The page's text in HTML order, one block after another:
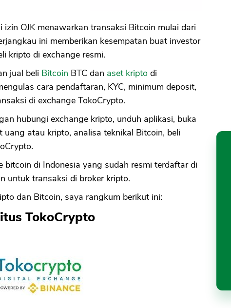
izin OJK menawarkan transaksi Bitcoin mulai dari
ini memberikan kesempatan buat investor
kripto di exchange resmi.
jual beli Bitcoin BTC dan aset kripto di
cara pendaftaran, KYC, minimum deposit,
di exchange TokoCrypto.
hubungi exchange kripto, unduh aplikasi, buka
uang atau kripto, analisa teknikal Bitcoin, beli
di Indonesia yang sudah resmi terdaftar di
untuk transaksi di broker kripto.
dan Bitcoin, saya rangkum berikut ini:
TokoCrypto